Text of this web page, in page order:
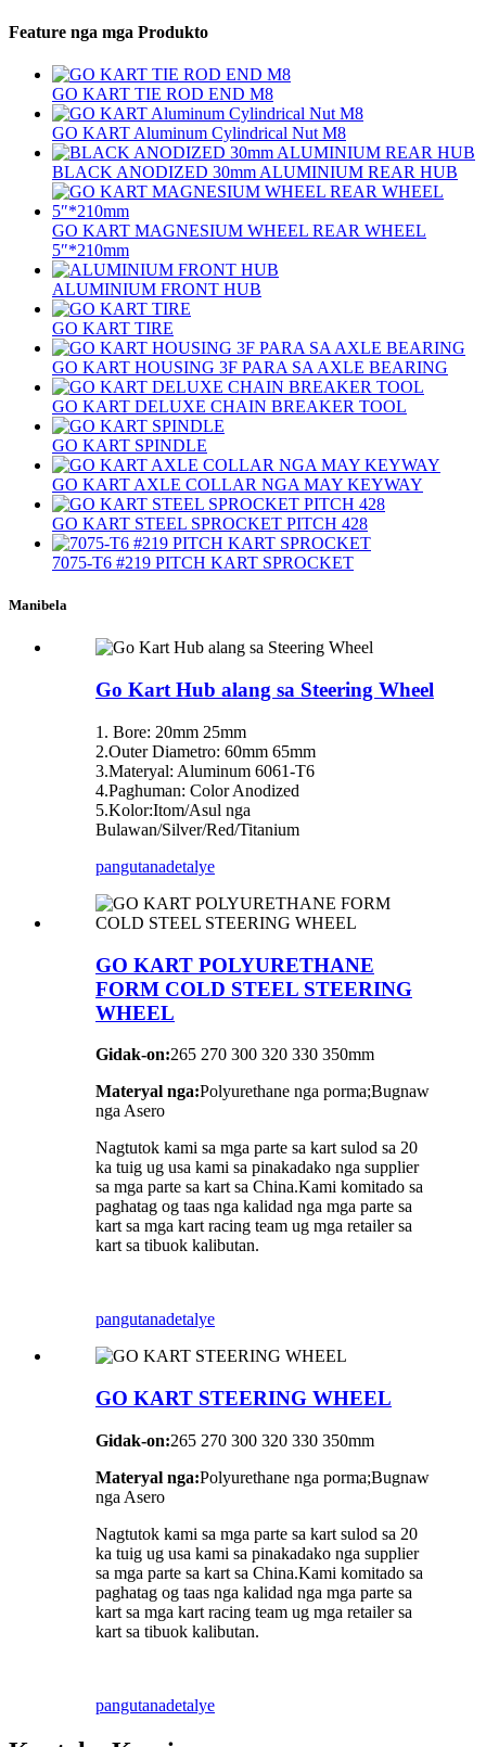
Feature nga mga Produkto
GO KART TIE ROD END M8
GO KART Aluminum Cylindrical Nut M8
BLACK ANODIZED 30mm ALUMINIUM REAR HUB
GO KART MAGNESIUM WHEEL REAR WHEEL
5″*210mm
ALUMINIUM FRONT HUB
GO KART TIRE
GO KART HOUSING 3F PARA SA AXLE BEARING
GO KART DELUXE CHAIN ​​BREAKER TOOL
GO KART SPINDLE
GO KART AXLE COLLAR NGA MAY KEYWAY
GO KART STEEL SPROCKET PITCH 428
7075-T6 #219 PITCH KART SPROCKET
Manibela
Go Kart Hub alang sa Steering Wheel
1. Bore: 20mm 25mm
2.Outer Diametro: 60mm 65mm
3.Materyal: Aluminum 6061-T6
4.Paghuman: Color Anodized
5.Kolor:Itom/Asul nga
Bulawan/Silver/Red/Titanium
pangutanadetalye
GO KART POLYURETHANE
FORM COLD STEEL STEERING
WHEEL
Gidak-on:265 270 300 320 330 350mm
Materyal nga:Polyurethane nga porma;Bugnaw
nga Asero
Nagtutok kami sa mga parte sa kart sulod sa 20
ka tuig ug usa kami sa pinakadako nga supplier
sa mga parte sa kart sa China.Kami komitado sa
paghatag og taas nga kalidad nga mga parte sa
kart sa mga kart racing team ug mga retailer sa
kart sa tibuok kalibutan.
pangutanadetalye
GO KART STEERING WHEEL
Gidak-on:265 270 300 320 330 350mm
Materyal nga:Polyurethane nga porma;Bugnaw
nga Asero
Nagtutok kami sa mga parte sa kart sulod sa 20
ka tuig ug usa kami sa pinakadako nga supplier
sa mga parte sa kart sa China.Kami komitado sa
paghatag og taas nga kalidad nga mga parte sa
kart sa mga kart racing team ug mga retailer sa
kart sa tibuok kalibutan.
pangutanadetalye